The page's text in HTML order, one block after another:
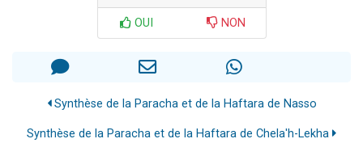
OUI NON
Synthèse de la Paracha et de la Haftara de Nasso
Synthèse de la Paracha et de la Haftara de Chela'h-Lekha